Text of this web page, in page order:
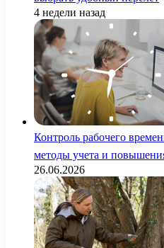
4 недели назад
Контроль рабочего
методы учета и
26.06.2026